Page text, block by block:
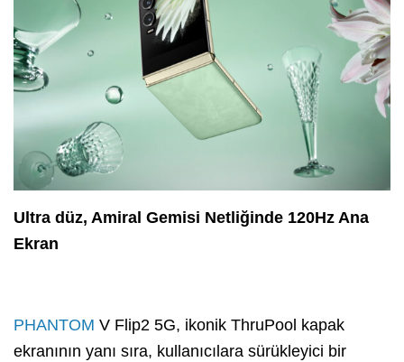
Ultra düz, Amiral Gemisi Netliğinde 120Hz Ana
Ekran
PHANTOM V Flip2 5G, ikonik ThruPool kapak
ekranının yanı sıra, kullanıcılara sürükleyici bir